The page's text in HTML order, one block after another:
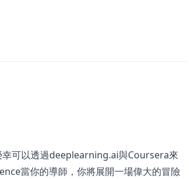
可以透過deeplearning.ai與Coursera來
當你的導師，你將展開一場偉大的冒險